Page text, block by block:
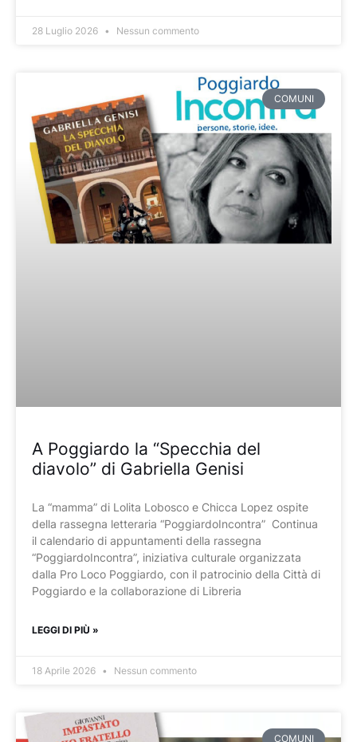
28 Luglio 2026 Nessun commento
COMUNI
A Poggiardo la “Specchia del
diavolo” di Gabriella Genisi
La “mamma” di Lolita Lobosco e Chicca Lopez ospite
della rassegna letteraria “PoggiardoIncontra” Continua
il calendario di appuntamenti della rassegna
“PoggiardoIncontra”, iniziativa culturale organizzata
dalla Pro Loco Poggiardo, con il patrocinio della Città di
Poggiardo e la collaborazione di Libreria
LEGGI DI PIÙ »
18 Aprile 2026 Nessun commento
COMUNI